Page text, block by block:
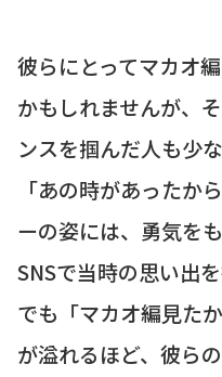
彼らにとってマカオ
かもしれませんが、
ンスを掴んだ人も少
「あの時があったか
ーの姿には、勇気を
SNSで当時の思い出
でも「マカオ編見た
が溢れるほど、彼ら